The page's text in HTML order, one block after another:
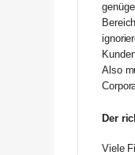
Also
Der
Viele